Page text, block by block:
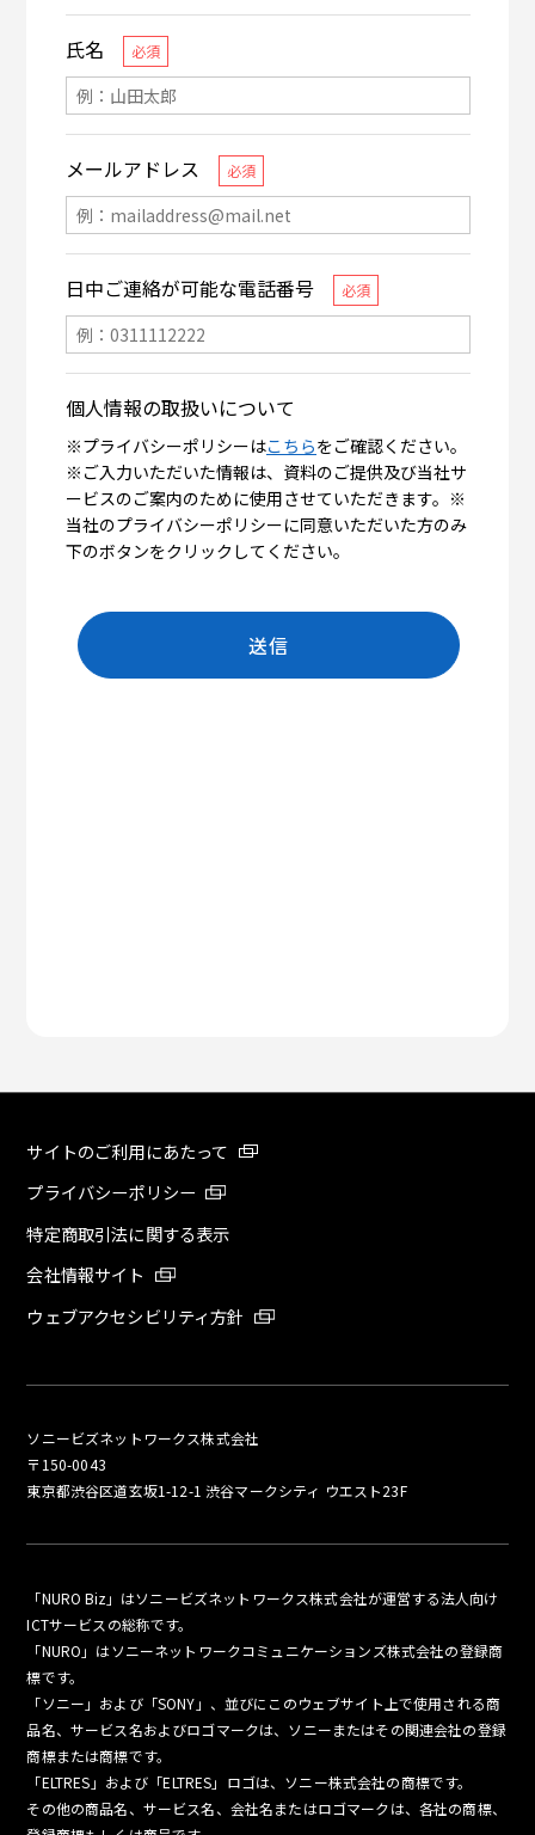
サイトのご利用にあたって
プライバシーポリシー
特定商取引法に関する表示
会社情報サイト
ウェブアクセシビリティ方針
ソニービズネットワークス株式会社
〒150-0043
東京都渋谷区道玄坂1-12-1 渋谷マークシティ ウエスト23F
「NURO Biz」はソニービズネットワークス株式会社が運営する法人向け
ICTサービスの総称です。
「NURO」はソニーネットワークコミュニケーションズ株式会社の登録商
標です。
「ソニー」および「SONY」、並びにこのウェブサイト上で使用される商
品名、サービス名およびロゴマークは、ソニーまたはその関連会社の登録
商標または商標です。
「ELTRES」および「ELTRES」ロゴは、ソニー株式会社の商標です。
その他の商品名、サービス名、会社名またはロゴマークは、各社の商標、